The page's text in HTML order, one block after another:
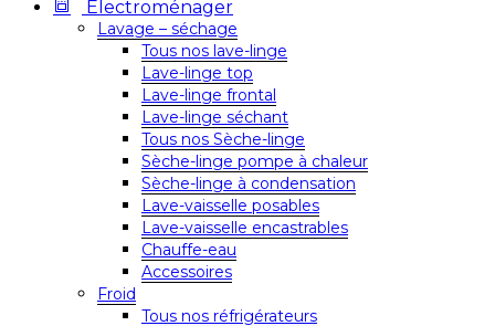
Electroménager
Lavage – séchage
Tous nos lave-linge
Lave-linge top
Lave-linge frontal
Lave-linge séchant
Tous nos Sèche-linge
Sèche-linge pompe à chaleur
Sèche-linge à condensation
Lave-vaisselle posables
Lave-vaisselle encastrables
Chauffe-eau
Accessoires
Froid
Tous nos réfrigérateurs